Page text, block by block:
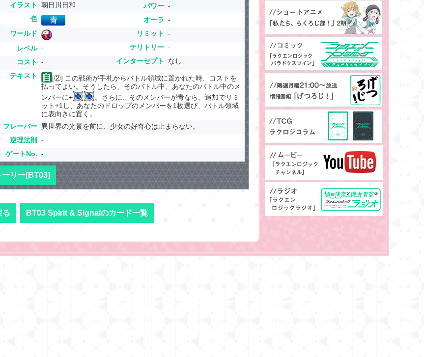
イラスト
朝日川日和
色
ワールド
レベル -
コスト
-
パワー -
オーラ -
リミット
-
テリトリー -
インターセプト
なし
テキスト
[②] この戦術が手札からバトル領域に置かれた時、コストを
払ってよい。そうしたら、そのバトル中、あなたのバトル中のメ
ンバーに+
。さらに、そのメンバーが青なら、追加でリミ
ット+1し、あなたのドロップのメンバーを1枚選び、バトル領域
に表向きに置く。
フレーバー 異世界の光景を前に、少女の好奇心は止まらない。
逆理法則
-
ゲートNo. -
ーリー[BT03]
る BT03 Spirit & Signalのカード一覧